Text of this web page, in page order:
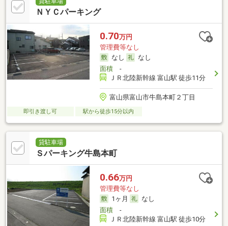
ＮＹＣパーキング
0.70万円
管理費等なし
なし
なし
面積-
ＪＲ北陸新幹線 富山駅 徒歩11分
富山県富山市牛島本町２丁目
即引き渡し可 駅から徒歩15分以内
貸駐車場
Ｓパーキング牛島本町
0.66万円
管理費等なし
1ヶ月
なし
面積-
ＪＲ北陸新幹線 富山駅 徒歩10分